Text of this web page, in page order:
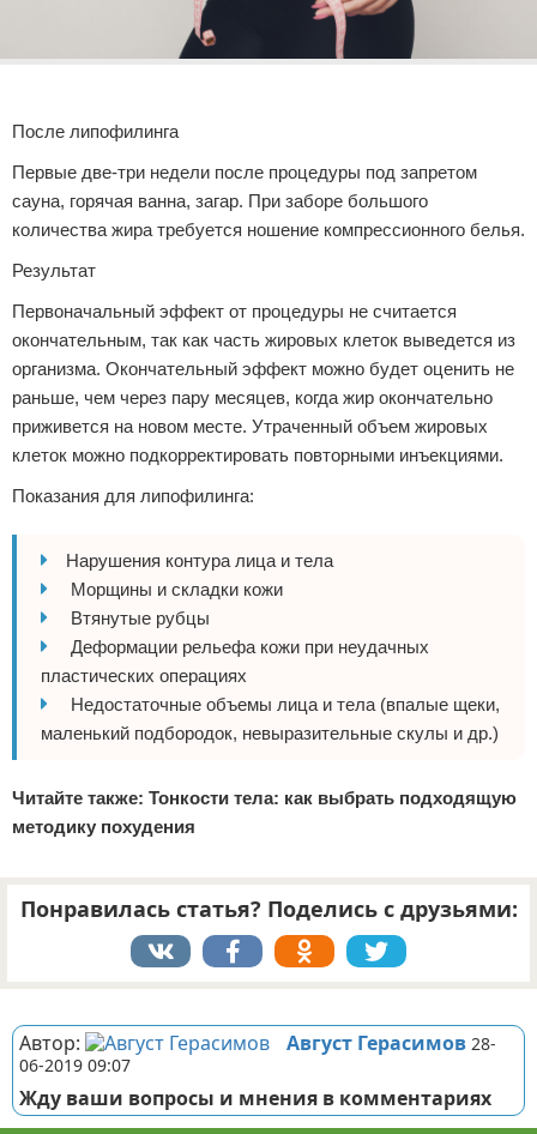
После липофилинга
Первые две-три недели после процедуры под запретом
сауна, горячая ванна, загар. При заборе большого
количества жира требуется ношение компрессионного белья.
Результат
Первоначальный эффект от процедуры не считается
окончательным, так как часть жировых клеток выведется из
организма. Окончательный эффект можно будет оценить не
раньше, чем через пару месяцев, когда жир окончательно
приживется на новом месте. Утраченный объем жировых
клеток можно подкорректировать повторными инъекциями.
Показания для липофилинга:
Нарушения контура лица и тела
Морщины и складки кожи
Втянутые рубцы
Деформации рельефа кожи при неудачных
пластических операциях
Недостаточные объемы лица и тела (впалые щеки,
маленький подбородок, невыразительные скулы и др.)
Читайте также: Тонкости тела: как выбрать подходящую
методику похудения
Понравилась статья? Поделись с друзьями:
Автор: Август Герасимов 28-
06-2019 09:07
Жду ваши вопросы и мнения в комментариях